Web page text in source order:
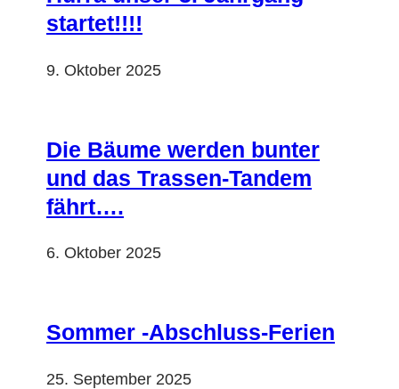
startet!!!!
9. Oktober 2025
Die Bäume werden bunter
und das Trassen-Tandem
fährt….
6. Oktober 2025
Sommer -Abschluss-Ferien
25. September 2025